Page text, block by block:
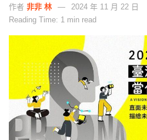
作者 非非 林
2024 年 11 月 22 日
Reading Time: 1 min read